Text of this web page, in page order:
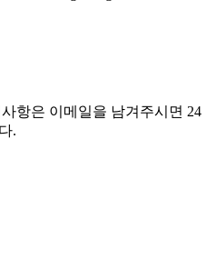
항은 이메일을 남겨주시면 24
.